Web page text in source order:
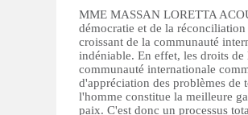
MME MASSAN LORETTA
démocratie et de la
croissant de la communauté
indéniable. En effet, les droits
communauté internationale
d'appréciation des problèmes de
l'homme constitue la meilleure
paix. C'est donc un processus